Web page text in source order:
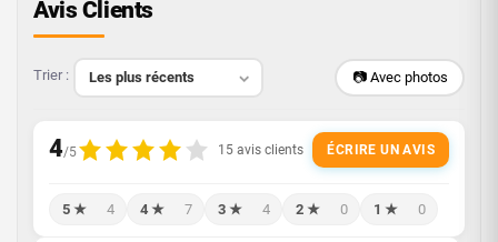
Avis Clients
Trier : 📷 Avec photos
5 ★ 4 4 ★ 7 3 ★ 4 2 ★ 0 1 ★ 0
ÉCRIRE UN AVIS